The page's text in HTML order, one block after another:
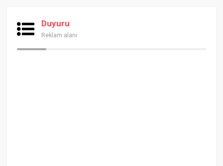
Duyuru
Reklam alanı